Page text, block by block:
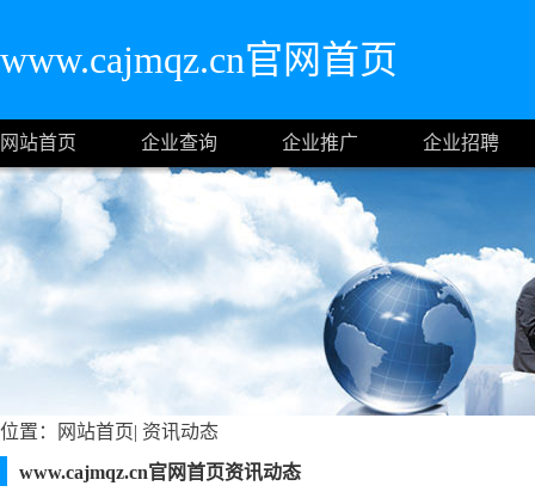
www.cajmqz.cn官网首页
网站首页 企业查询 企业推广 企业招聘
位置： 网站首页| 资讯动态
www.cajmqz.cn官网首页资讯动态